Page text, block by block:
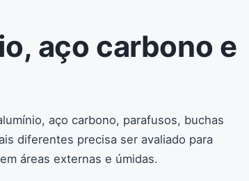
aço carbono e
aço carbono, parafusos, buchas
diferentes precisa ser avaliado para
áreas externas e úmidas.